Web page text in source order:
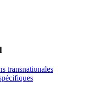
transnationales